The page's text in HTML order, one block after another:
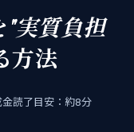
"実質負担
方法
金読了目安：約8分